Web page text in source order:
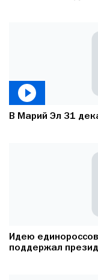
В Марий Эл 31
Идею
поддержал